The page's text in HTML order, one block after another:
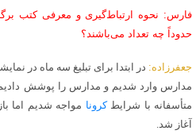
فارس: نحوه ارتباط‌گیری و معرفی کتب
حدوداً چه تعداد می‌باشند؟
جعفرزاده: در ابتدا برای تبلیغ سه ماه در
مدارس وارد شدیم و مدارس را پوشش دادیم
متأسفانه با شرایطکرونا مواجه شدیم اما
آغاز شد.